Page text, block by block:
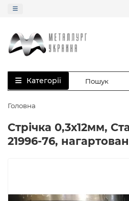
Категорії
Головна
Стрічка 0,3х12мм,
21996-76,